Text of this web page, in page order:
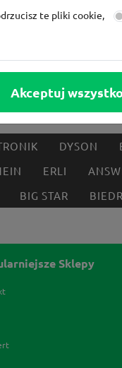
DYSON
ERLI
BIG STAR
Sklepy
te pliki cookie,
Akceptuj wszystko